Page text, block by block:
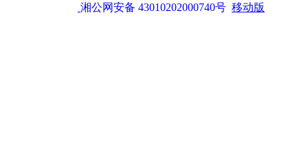
湘公网安备 43010202000740号 移动版